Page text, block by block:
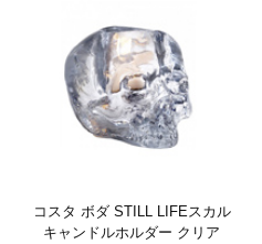
コスタ ボダ STILL LIFEスカル
キャンドルホルダー クリア